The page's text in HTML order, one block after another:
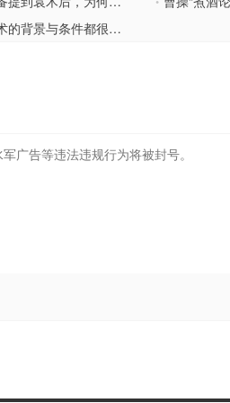
景与条件都很好，为何早早退出历史舞台？